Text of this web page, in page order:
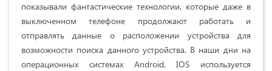
показывали фантастические технологии, которые даже в
выключенном телефоне продолжают работать и
отправлять данные о расположении устройства для
возможности поиска данного устройства. В наши дни на
операционных системах Android, IOS используется